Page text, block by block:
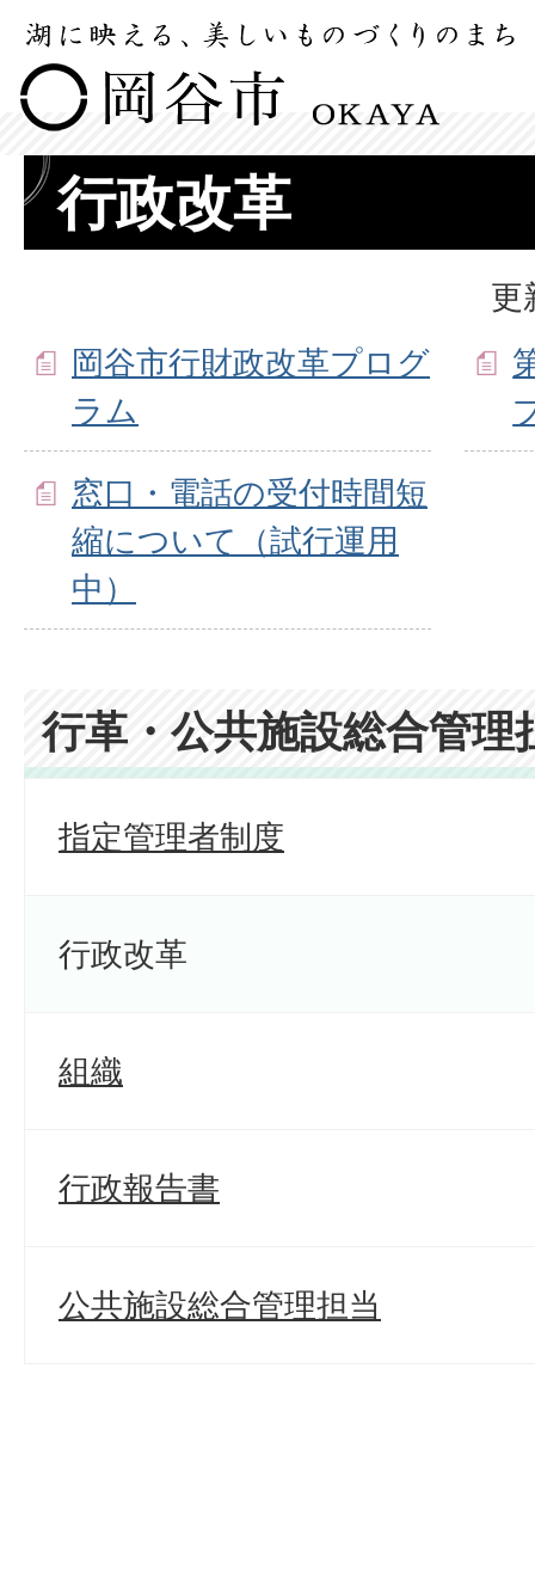
行政改革
更
岡谷市行財政改革プログ
ラム
窓口・電話の受付時間短
縮について（試行運用
中）
行革・公共施設総合管理
指定管理者制度
行政改革
組織
行政報告書
公共施設総合管理担当